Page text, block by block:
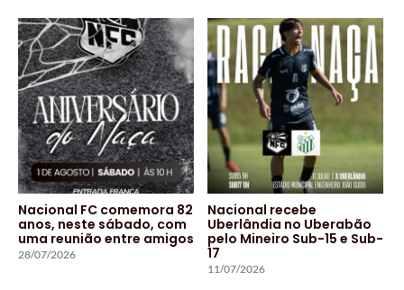
Nacional FC comemora 82
anos, neste sábado, com
uma reunião entre amigos
28/07/2026
Nacional recebe
Uberlândia no Uberabão
pelo Mineiro Sub-15 e Sub-
17
11/07/2026